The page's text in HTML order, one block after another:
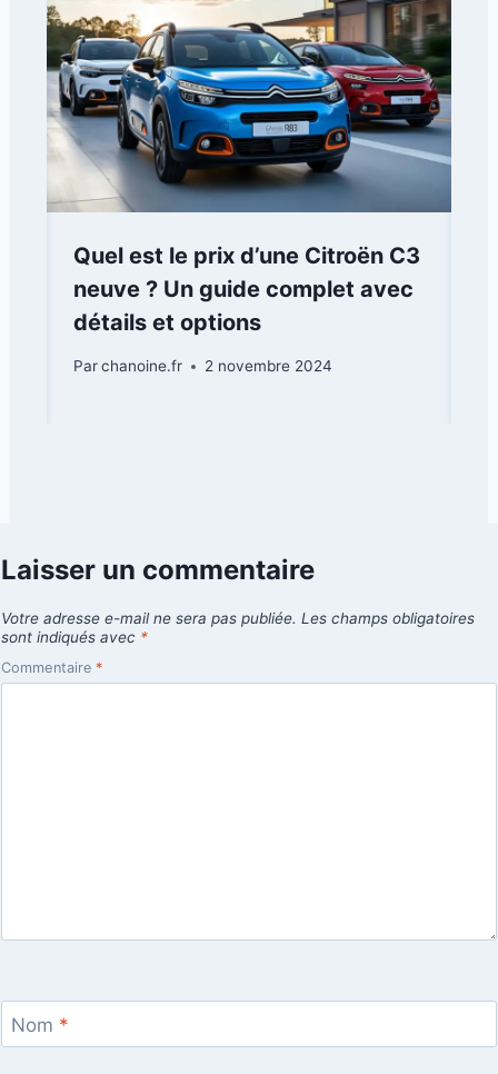
Quel est le prix d’une Citroën C3
neuve ? Un guide complet avec
détails et options
Parchanoine.fr 2 novembre 2024
Laisser un commentaire
Votre adresse e-mail ne sera pas publiée. Les champs obligatoires
sont indiqués avec *
Commentaire *
Nom *